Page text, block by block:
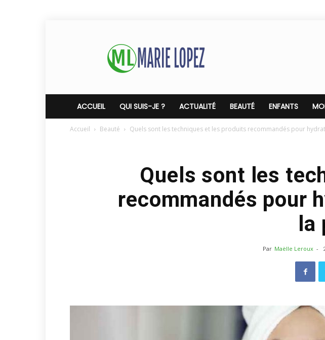
Lopez
ACCUEIL QUI SUIS-JE ? ACTUALITÉ BEAUTÉ ENFANTS
Accueil Beauté Quels sont les techniques et les produits recommandés pour
Quels sont les
recommandés pour
la
Par Maëlle Leroux -